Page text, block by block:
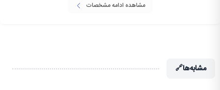
مشاهده ادامه مشخصات
مشابه‌ها🔗